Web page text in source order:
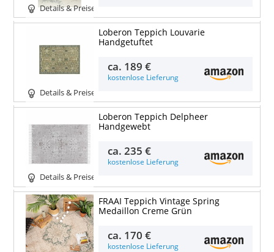
Details & Preise
Details & Preise
Loberon Teppich Louvarie
Handgetuftet
ca. 189 €
kostenlose Lieferung
Details & Preise
Loberon Teppich Delpheer
Handgewebt
ca.235 €
kostenlose Lieferung
FRAAI Teppich Vintage Spring
Medaillon Creme Grün
ca. 170 €
kostenlose Lieferung